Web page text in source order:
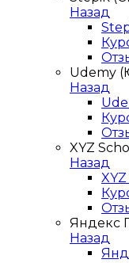
Назад
Udemy
Назад
XYZ
Назад
XYZ
Яндекс
Назад